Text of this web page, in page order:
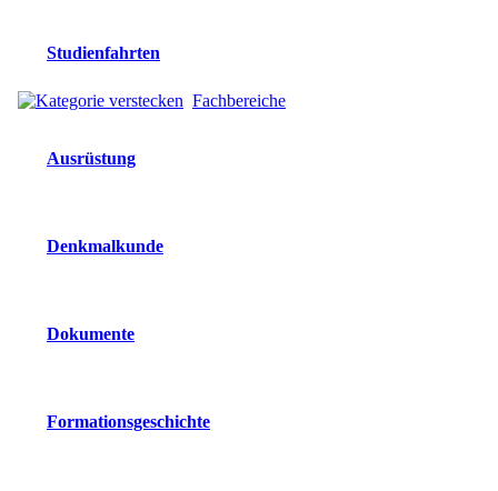
Studienfahrten
Fachbereiche
Ausrüstung
Denkmalkunde
Dokumente
Formationsgeschichte